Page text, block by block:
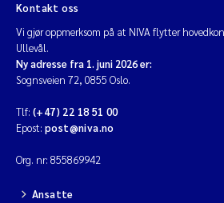
Kontakt oss
Vi gjør oppmerksom på at NIVA flytter
Ullevål.
Ny adresse fra 1. juni 2026 er:
Sognsveien 72, 0855 Oslo.
Tlf: (+47) 22 18 51 00
Epost: post@niva.no
Org. nr: 855869942
Ansatte